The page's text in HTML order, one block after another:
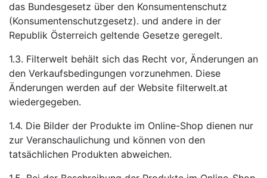
das Bundesgesetz über den Konsumentenschutz
(Konsumentenschutzgesetz). und andere in der
Republik Österreich geltende Gesetze geregelt.
1.3. Filterwelt behält sich das Recht vor, Änderungen an
den Verkaufsbedingungen vorzunehmen. Diese
Änderungen werden auf der Website filterwelt.at
wiedergegeben.
1.4. Die Bilder der Produkte im Online-Shop dienen nur
zur Veranschaulichung und können von den
tatsächlichen Produkten abweichen.